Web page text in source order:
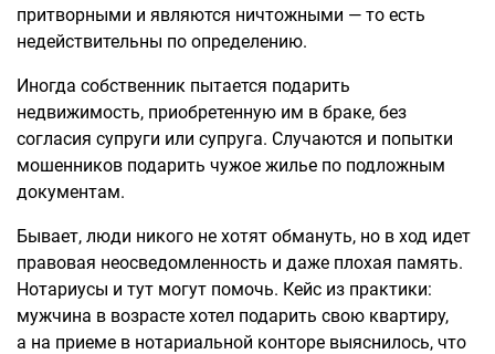
притворными и являются ничтожными — то есть
недействительны по определению.
Иногда собственник пытается подарить
недвижимость, приобретенную им в браке, без
согласия супруги или супруга. Случаются и попытки
мошенников подарить чужое жилье по подложным
документам.
Бывает, люди никого не хотят обмануть, но в ход идет
правовая неосведомленность и даже плохая память.
Нотариусы и тут могут помочь. Кейс из практики:
мужчина в возрасте хотел подарить свою квартиру,
а на приеме в нотариальной конторе выяснилось, что